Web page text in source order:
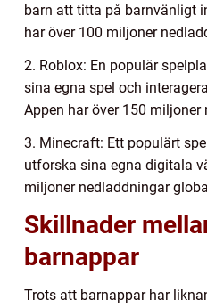
barn att titta på barnvänligt
har över 100 miljoner
2. Roblox: En populär
sina egna spel och
Appen har över 150
3. Minecraft: Ett populärt
utforska sina egna digitala
miljoner nedladdningar
Skillnader
barnappar
Trots att barnappar har